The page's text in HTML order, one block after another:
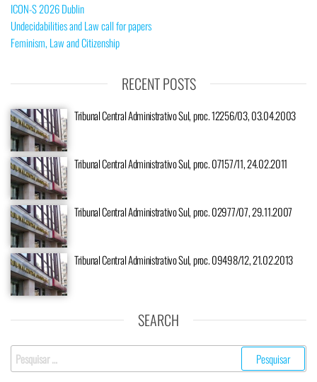
ICON-S 2026 Dublin
Undecidabilities and Law call for papers
Feminism, Law and Citizenship
RECENT POSTS
Tribunal Central Administrativo Sul, proc. 12256/03, 03.04.2003
Tribunal Central Administrativo Sul, proc. 07157/11, 24.02.2011
Tribunal Central Administrativo Sul, proc. 02977/07, 29.11.2007
Tribunal Central Administrativo Sul, proc. 09498/12, 21.02.2013
SEARCH